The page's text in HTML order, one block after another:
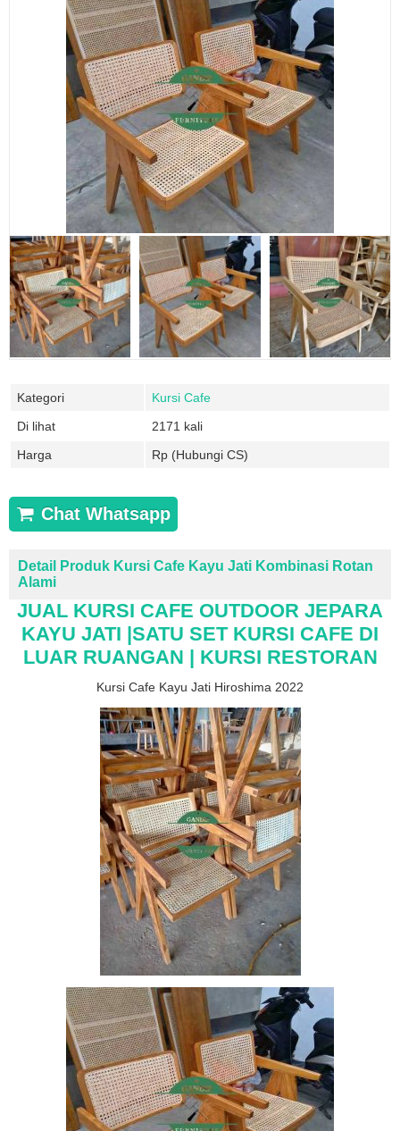
Kategori
Kursi Cafe
Di lihat
2171 kali
Harga
Rp (Hubungi CS)
Chat Whatsapp
Detail Produk Kursi Cafe Kayu Jati Kombinasi Rotan
Alami
JUAL KURSI CAFE OUTDOOR JEPARA
KAYU JATI |SATU SET KURSI CAFE DI
LUAR RUANGAN | KURSI RESTORAN
Kursi Cafe Kayu Jati Hiroshima 2022